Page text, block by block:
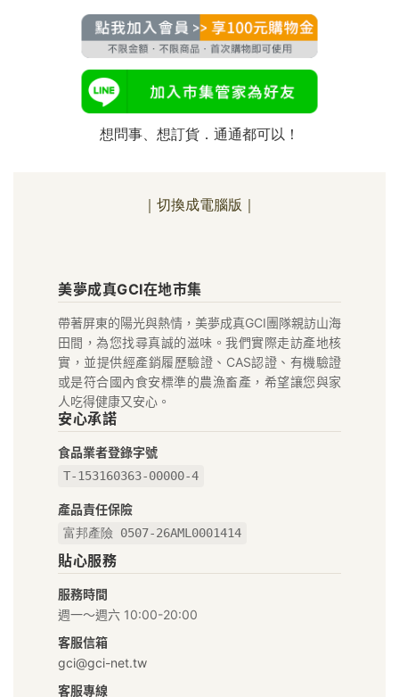
想問事、想訂貨．通通都可以！
｜切換成電腦版｜
夢
成
真
GCI
在
地
好
物
市
集
｜
給
美夢成真GCI在地市集
帶著屏東的陽光與熱情，美夢成真GCI團隊親訪山海
田間，為您找尋真誠的滋味。我們實際走訪產地核
實，並提供經產銷履歷驗證、CAS認證、有機驗證
或是符合國內食安標準的農漁畜產，希望讓您與家
人吃得健康又安心。
安心承諾
食品業者登錄字號
T-153160363-00000-4
產品責任保險
富邦產險 0507-26AML0001414
貼心服務
服務時間
週一～週六 10:00-20:00
客服信箱
gci@gci-net.tw
客服專線